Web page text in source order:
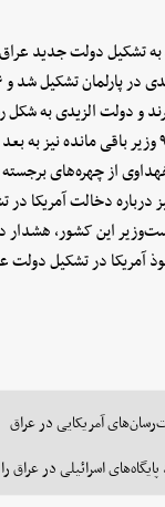
تشکیل دولت جدید
و دولت الزیدی به شکل
انتخاب و رای اعتماد به ۹ وزیر باقی
از چهره‌های
دخالت آمریکا
این کشور،
آمریکا در تشکیل دولت
آمریکایی در عراق
اسرائیلی در عراق